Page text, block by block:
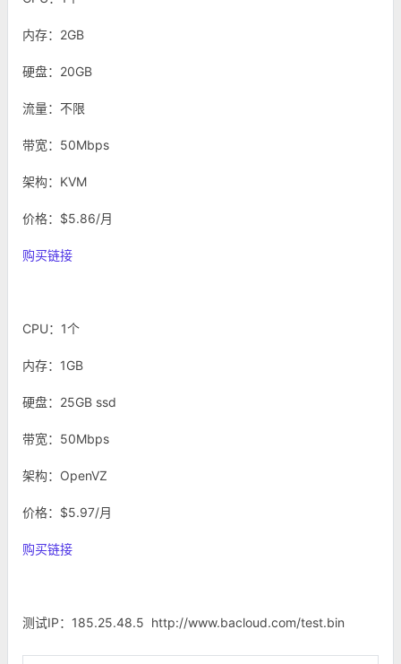
内存：2GB
硬盘：20GB
流量：不限
带宽：50Mbps
架构：KVM
价格：$5.86/月
购买链接
CPU：1个
内存：1GB
硬盘：25GB ssd
带宽：50Mbps
架构：OpenVZ
价格：$5.97/月
购买链接
测试IP：185.25.48.5 http://www.bacloud.com/test.bin